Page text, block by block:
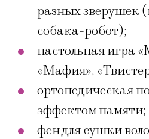
разных зверушек
собака-робот);
настольная игра
«Мафия»,
ортопедическая
эффектом памяти;
фен для сушки